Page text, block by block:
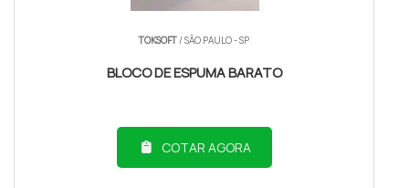
TOKSOFT/ SÃO PAULO - SP
BLOCO DE ESPUMA BARATO
COTAR AGORA